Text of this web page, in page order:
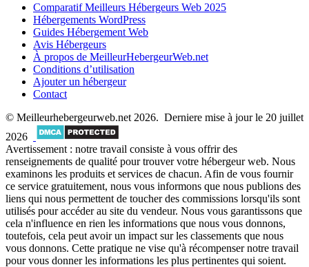
Comparatif Meilleurs Hébergeurs Web 2025
Hébergements WordPress
Guides Hébergement Web
Avis Hébergeurs
À propos de MeilleurHebergeurWeb.net
Conditions d’utilisation
Ajouter un hébergeur
Contact
© Meilleurhebergeurweb.net 2026. Derniere mise à jour le 20 juillet
2026
Avertissement : notre travail consiste à vous offrir des
renseignements de qualité pour trouver votre hébergeur web. Nous
examinons les produits et services de chacun. Afin de vous fournir
ce service gratuitement, nous vous informons que nous publions des
liens qui nous permettent de toucher des commissions lorsqu'ils sont
utilisés pour accéder au site du vendeur. Nous vous garantissons que
cela n'influence en rien les informations que nous vous donnons,
toutefois, cela peut avoir un impact sur les classements que nous
vous donnons. Cette pratique ne vise qu'à récompenser notre travail
pour vous donner les informations les plus pertinentes qui soient.